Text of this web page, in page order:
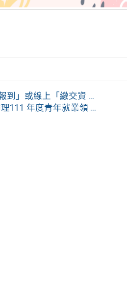
到」或線上「繳交資 ...
111 年度青年就業領 ...